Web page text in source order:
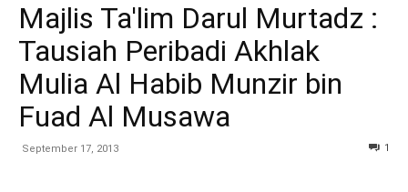
Majlis Ta'lim Darul Murtadz :
Tausiah Peribadi Akhlak
Mulia Al Habib Munzir bin
Fuad Al Musawa
September 17, 2013 1